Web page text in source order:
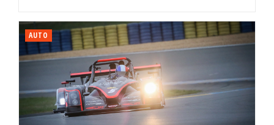
AUTO